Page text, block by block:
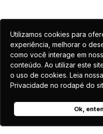
Utilizamos cookies para
experiência, melhorar o
como você interage em
conteúdo. Ao utilizar este
o uso de cookies. Leia
Privacidade no rodapé do
Ok,